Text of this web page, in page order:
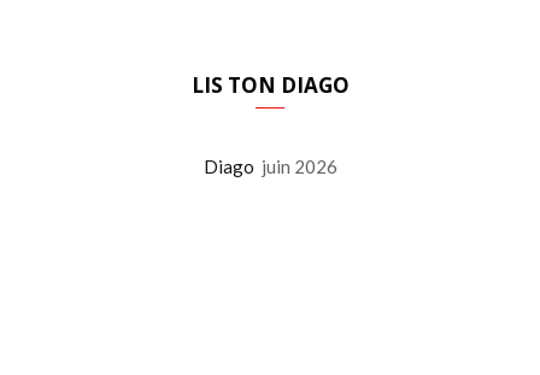
LIS TON DIAGO
Diago juin 2026